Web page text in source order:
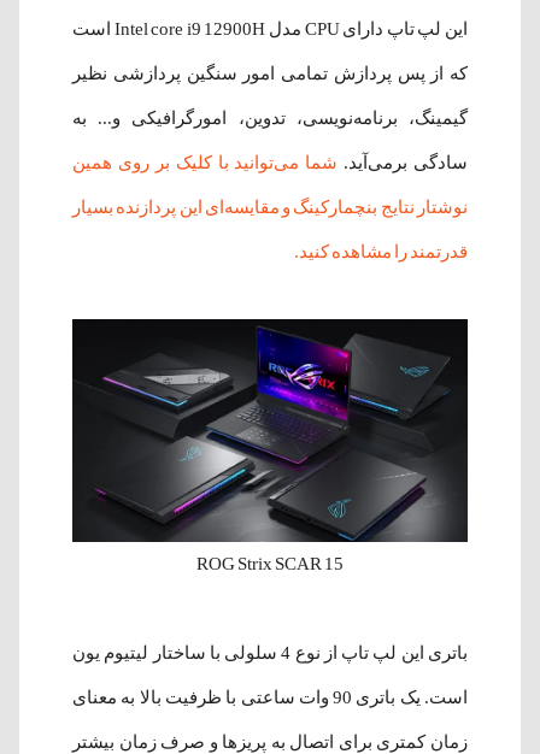
این لپ تاپ دارای CPU مدل Intel core i9 12900H است
که از پس پردازش تمامی امور سنگین پردازشی نظیر
گیمینگ، برنامه‌نویسی، تدوین، امورگرافیکی و... به
سادگی برمی‌آید. شما می‌توانید با کلیک بر روی همین
نوشتار نتایج بنچمارکینگ و مقایسه‌ای این پردازنده بسیار
قدرتمند را مشاهده کنید.
ROG Strix SCAR 15
باتری این لپ‌ تاپ از نوع 4 سلولی با ساختار لیتیوم یون
است. یک باتری 90 وات ساعتی با ظرفیت بالا به معنای
زمان کمتری برای اتصال به پریزها و صرف زمان بیشتر